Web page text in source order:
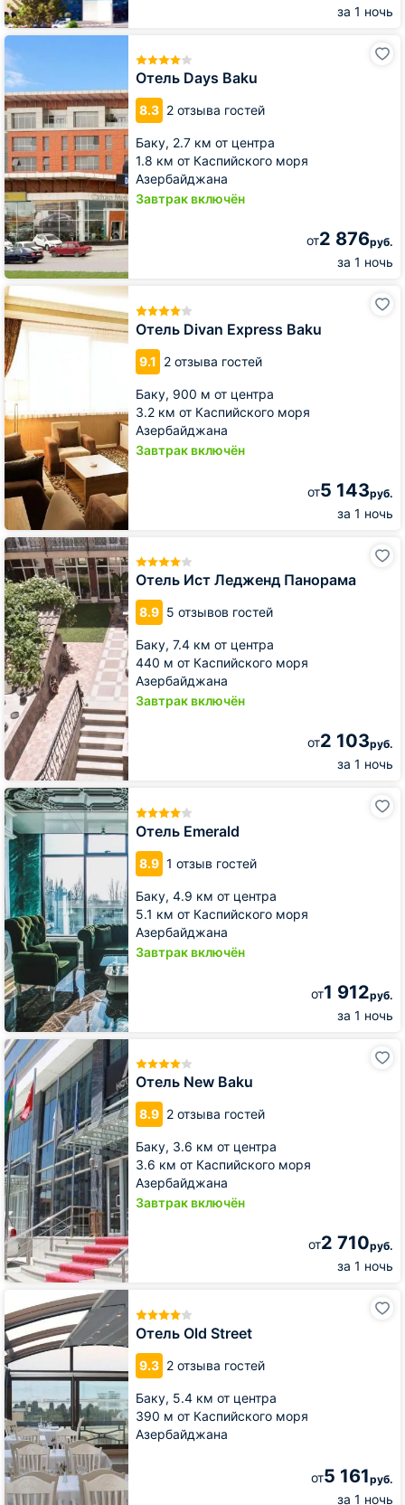
за 1 ночь
Отель Days Baku
8.3 2 отзыва гостей
Баку, 2.7 км от центра
1.8 км от Каспийского моря
Азербайджана
Завтрак включён
от2 876руб.
за 1 ночь
Отель
Days
Baku
Отель Divan Express Baku
9.1 2 отзыва гостей
Баку, 900 м от центра
3.2 км от Каспийского моря
Азербайджана
Завтрак включён
от5 143руб.
за 1 ночь
Отель
Divan
Express
Baku
Отель Ист Ледженд Панорама
8.9 5 отзывов гостей
Баку, 7.4 км от центра
440 м от Каспийского моря
Азербайджана
Завтрак включён
от2 103руб.
за 1 ночь
Отель
Ист
Ледженд
Панорама
Отель Emerald
8.9 1 отзыв гостей
Баку, 4.9 км от центра
5.1 км от Каспийского моря
Азербайджана
Завтрак включён
от1 912руб.
за 1 ночь
Отель
Emerald
Отель New Baku
8.9 2 отзыва гостей
Баку, 3.6 км от центра
3.6 км от Каспийского моря
Азербайджана
Завтрак включён
от2 710руб.
за 1 ночь
Отель
New
Baku
Отель Old Street
9.3 2 отзыва гостей
Баку, 5.4 км от центра
390 м от Каспийского моря
Азербайджана
от5 161руб.
за 1 ночь
Old
Street